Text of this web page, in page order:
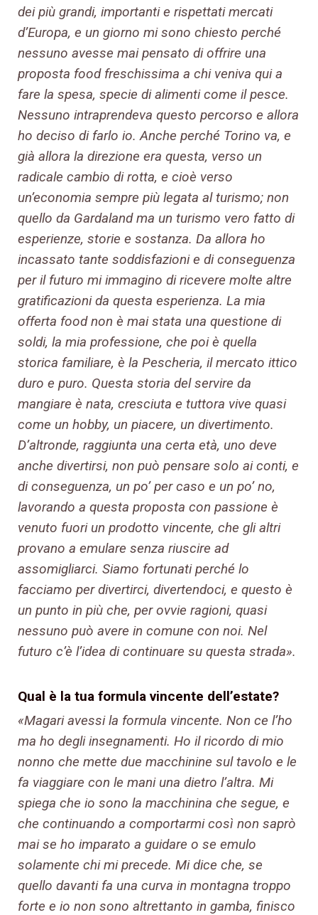
dei più grandi, importanti e rispettati mercati
d’Europa, e un giorno mi sono chiesto perché
nessuno avesse mai pensato di offrire una
proposta food freschissima a chi veniva qui a
fare la spesa, specie di alimenti come il pesce.
Nessuno intraprendeva questo percorso e allora
ho deciso di farlo io. Anche perché Torino va, e
già allora la direzione era questa, verso un
radicale cambio di rotta, e cioè verso
un’economia sempre più legata al turismo; non
quello da Gardaland ma un turismo vero fatto di
esperienze, storie e sostanza. Da allora ho
incassato tante soddisfazioni e di conseguenza
per il futuro mi immagino di ricevere molte altre
gratificazioni da questa esperienza. La mia
offerta food non è mai stata una questione di
soldi, la mia professione, che poi è quella
storica familiare, è la Pescheria, il mercato ittico
duro e puro. Questa storia del servire da
mangiare è nata, cresciuta e tuttora vive quasi
come un hobby, un piacere, un divertimento.
D’altronde, raggiunta una certa età, uno deve
anche divertirsi, non può pensare solo ai conti, e
di conseguenza, un po’ per caso e un po’ no,
lavorando a questa proposta con passione è
venuto fuori un prodotto vincente, che gli altri
provano a emulare senza riuscire ad
assomigliarci. Siamo fortunati perché lo
facciamo per divertirci, divertendoci, e questo è
un punto in più che, per ovvie ragioni, quasi
nessuno può avere in comune con noi. Nel
futuro c’è l’idea di continuare su questa strada».
Qual è la tua formula vincente dell’estate?
«Magari avessi la formula vincente. Non ce l’ho
ma ho degli insegnamenti. Ho il ricordo di mio
nonno che mette due macchinine sul tavolo e le
fa viaggiare con le mani una dietro l’altra. Mi
spiega che io sono la macchinina che segue, e
che continuando a comportarmi così non saprò
mai se ho imparato a guidare o se emulo
solamente chi mi precede. Mi dice che, se
quello davanti fa una curva in montagna troppo
forte e io non sono altrettanto in gamba, finisco